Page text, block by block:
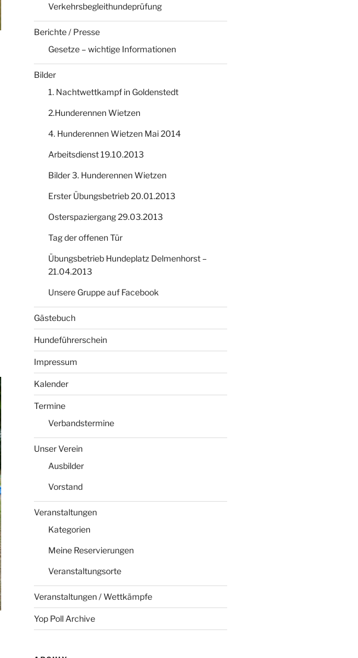
Verkehrsbegleithundeprüfung
Berichte / Presse
Gesetze – wichtige Informationen
Bilder
1. Nachtwettkampf in Goldenstedt
2.Hunderennen Wietzen
4. Hunderennen Wietzen Mai 2014
Arbeitsdienst 19.10.2013
Bilder 3. Hunderennen Wietzen
Erster Übungsbetrieb 20.01.2013
Osterspaziergang 29.03.2013
Tag der offenen Tür
Übungsbetrieb Hundeplatz Delmenhorst –
21.04.2013
Unsere Gruppe auf Facebook
Gästebuch
Hundeführerschein
Impressum
Kalender
Termine
Verbandstermine
Unser Verein
Ausbilder
Vorstand
Veranstaltungen
Kategorien
Meine Reservierungen
Veranstaltungsorte
Veranstaltungen / Wettkämpfe
Yop Poll Archive